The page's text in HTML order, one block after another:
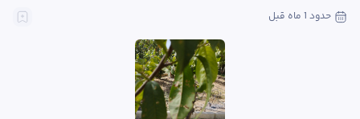
حدود 1 ماه قبل